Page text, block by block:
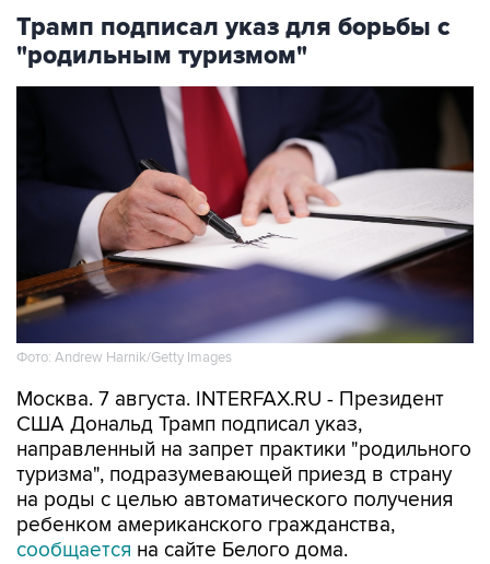
Трамп подписал указ для борьбы с
"родильным туризмом"
Фото: Andrew Harnik/Getty Images
Москва. 7 августа. INTERFAX.RU - Президент
США Дональд Трамп подписал указ,
направленный на запрет практики "родильного
туризма", подразумевающей приезд в страну
на роды с целью автоматического получения
ребенком американского гражданства,
сообщается на сайте Белого дома.